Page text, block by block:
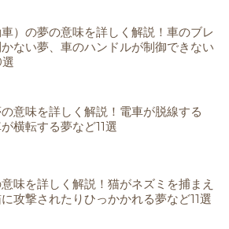
）の夢の意味を詳しく解説！車のブレ
ない夢、車のハンドルが制御できない
意味を詳しく解説！電車が脱線する
横転する夢など11選
味を詳しく解説！猫がネズミを捕まえ
攻撃されたりひっかかれる夢など11選